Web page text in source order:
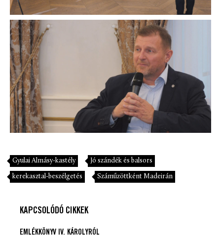
Gyulai Almásy-kastély Jó szándék és balsors
kerekasztal-beszélgetés Száműzöttként Madeirán
KAPCSOLÓDÓ CIKKEK
EMLÉKKÖNYV IV. KÁROLYRÓL